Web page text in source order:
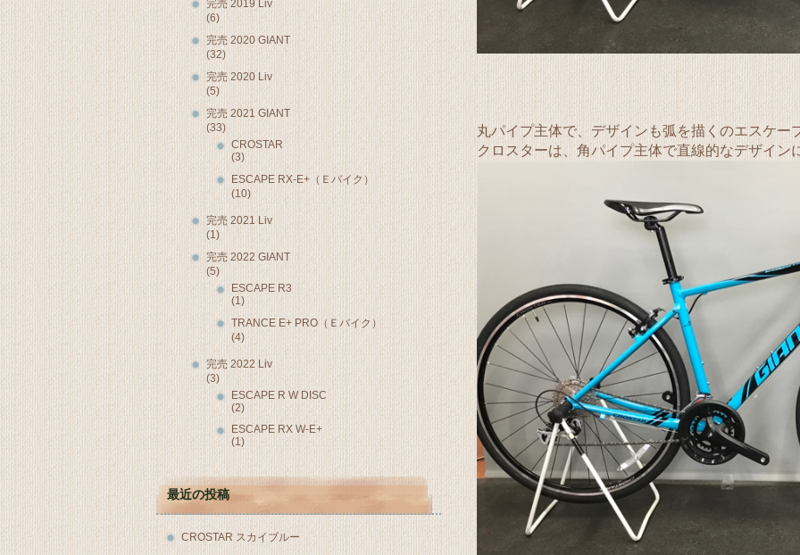
丸パイプ主体で、デザインも弧を描くのエスケー
クロスターは、角パイプ主体で直線的なデザイン
完売 2019 Liv
(6)
完売 2020 GIANT
(32)
完売 2020 Liv
(5)
完売 2021 GIANT
(33)
CROSTAR
(3)
ESCAPE RX-E+（Ｅバイク）
(10)
完売 2021 Liv
(1)
完売 2022 GIANT
(5)
ESCAPE R3
(1)
TRANCE E+ PRO（Ｅバイク）
(4)
完売 2022 Liv
(3)
ESCAPE R W DISC
(2)
ESCAPE RX W-E+
(1)
最近の投稿
CROSTAR スカイブルー